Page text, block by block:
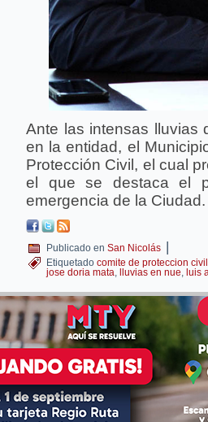
Ante las intensas lluvias
en la entidad, el
Protección Civil, el cual
el que se destaca el
emergencia de la
Publicado en San Nicolás |
Etiquetado comite de proteccion civil
jose doria mata lluvias en nue luis